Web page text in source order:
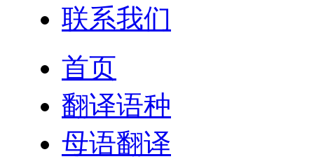
联系我们
首页
翻译语种
母语翻译